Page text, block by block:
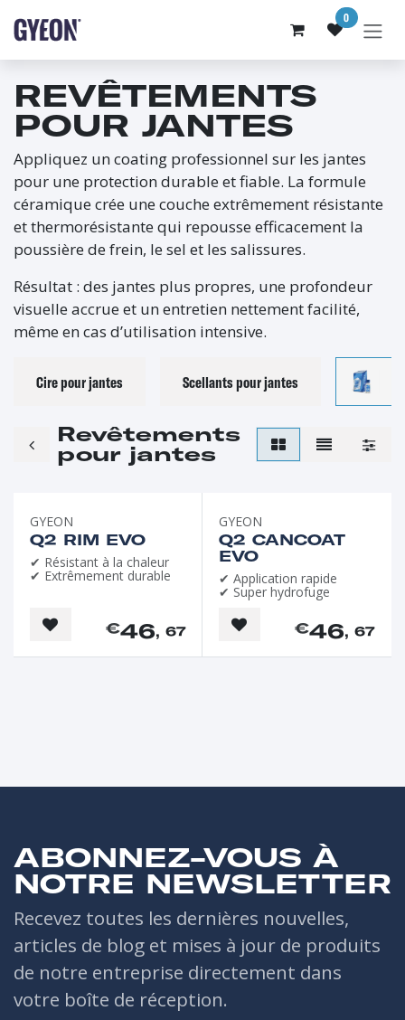
0
REVÊTEMENTS
POUR JANTES
Appliquez un coating professionnel sur les jantes
pour une protection durable et fiable. La formule
céramique crée une couche extrêmement résistante
et thermorésistante qui repousse efficacement la
poussière de frein, le sel et les salissures.
Résultat : des jantes plus propres, une profondeur
visuelle accrue et un entretien nettement facilité,
même en cas d’utilisation intensive.
Cire pour jantes Scellants pour jantes
Revêtements
pour jantes
GYEON
Q2 RIM EVO
✔ Résistant à la chaleur
✔ Extrêmement durable
€46, 67
GYEON
Q2 CANCOAT
EVO
✔ Application rapide
✔ Super hydrofuge
€46, 67
ABONNEZ-VOUS À
NOTRE NEWSLETTER
Recevez toutes les dernières nouvelles,
articles de blog et mises à jour de produits
de notre entreprise directement dans
votre boîte de réception.